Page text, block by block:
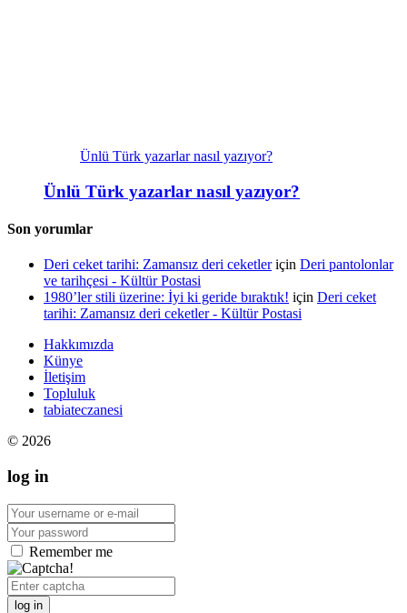
Ünlü Türk yazarlar nasıl yazıyor?
Ünlü Türk yazarlar nasıl yazıyor?
Son yorumlar
Deri ceket tarihi: Zamansız deri ceketleriçin Deri pantolonlar
ve tarihçesi - Kültür Postasi
1980’ler stili üzerine: İyi ki geride bıraktık! için Deri ceket
tarihi: Zamansız deri ceketler - Kültür Postasi
Hakkımızda
Künye
İletişim
Topluluk
tabiateczanesi
© 2026
log in
Remember me
log in